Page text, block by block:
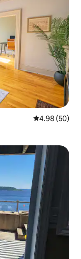
Calificación
4.98 (50)